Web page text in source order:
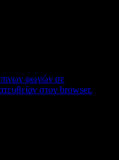
φωνών σε
στον browser.